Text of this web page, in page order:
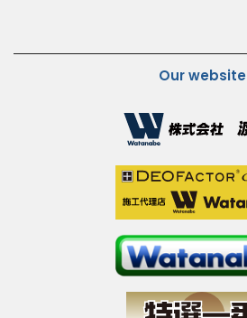
Our website